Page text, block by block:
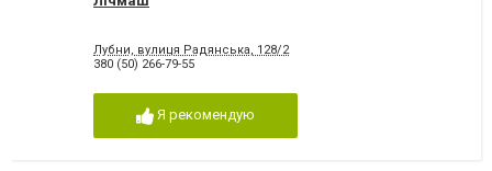
Лубни, вулиця Радянська, 128/2
380 (50) 266-79-55
Я рекомендую